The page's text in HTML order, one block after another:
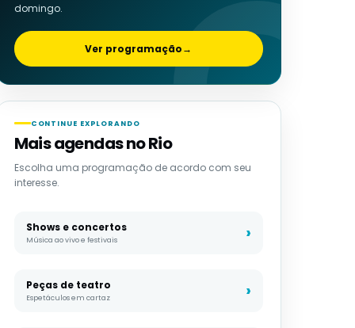
domingo.
Ver programação→
CONTINUE EXPLORANDO
Mais agendas no Rio
Escolha uma programação de acordo com seu
interesse.
Shows e concertos
Música ao vivo e festivais
Peças de teatro
Espetáculos em cartaz